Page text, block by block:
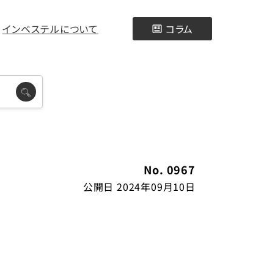
インベステルについて コラム
No. 0967
公開日 2024年09月10日